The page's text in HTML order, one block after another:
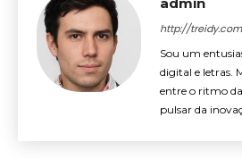
http://treidy.com
Sou um
digital e letras.
entre o ritmo
pulsar da